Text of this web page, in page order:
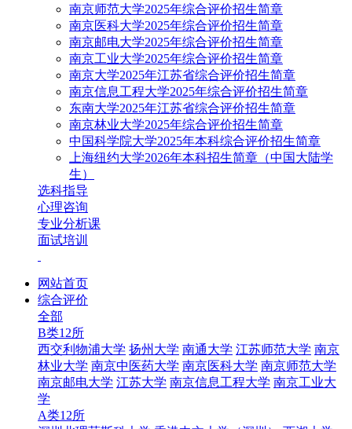
南京师范大学2025年综合评价招生简章
南京医科大学2025年综合评价招生简章
南京邮电大学2025年综合评价招生简章
南京工业大学2025年综合评价招生简章
南京大学2025年江苏省综合评价招生简章
南京信息工程大学2025年综合评价招生简章
东南大学2025年江苏省综合评价招生简章
南京林业大学2025年综合评价招生简章
中国科学院大学2025年本科综合评价招生简章
上海纽约大学2026年本科招生简章（中国大陆学
生）
选科指导
心理咨询
专业分析课
面试培训
网站首页
综合评价
全部
B类12所
西交利物浦大学 扬州大学 南通大学 江苏师范大学 南京
林业大学 南京中医药大学 南京医科大学 南京师范大学
南京邮电大学 江苏大学 南京信息工程大学 南京工业大
学
A类12所